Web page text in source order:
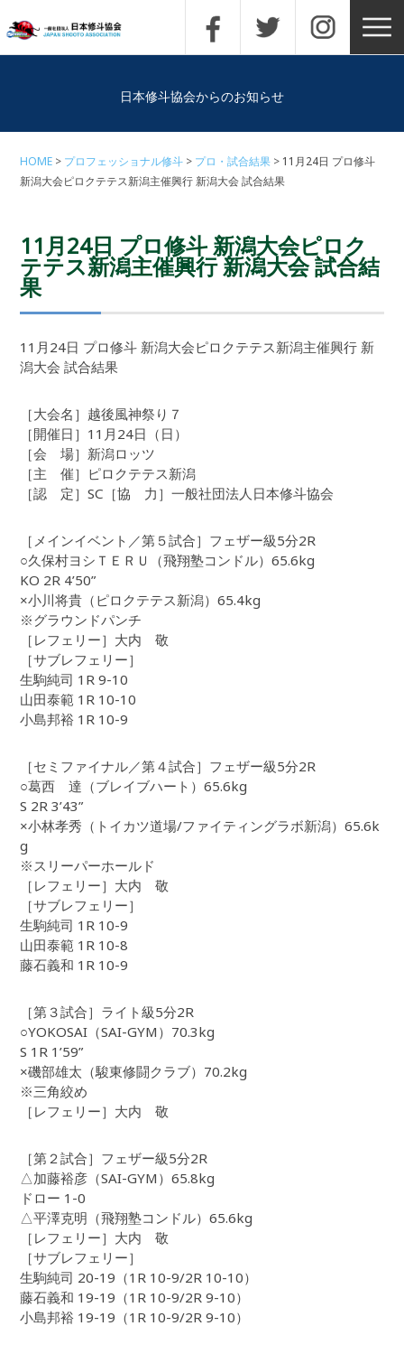
日本修斗協会からのお知らせ
HOME プロフェッショナル修斗 プロ・試合結果
11月24日 プロ修斗
新潟大会ピロクテテス新潟主催興行 新潟大会 試合結果
11月24日 プロ修斗 新潟大会ピロク
テテス新潟主催興行 新潟大会 試合結
果
11月24日 プロ修斗 新潟大会ピロクテテス新潟主催興行 新
潟大会 試合結果
［大会名］越後風神祭り７
［開催日］11月24日（日）
［会 場］新潟ロッツ
［主 催］ピロクテテス新潟
［認 定］SC［協 力］一般社団法人日本修斗協会
［メインイベント／第５試合］フェザー級5分2R
○久保村ヨシＴＥＲＵ（飛翔塾コンドル）65.6kg
KO 2R 4’50”
×小川将貴（ピロクテテス新潟）65.4kg
※グラウンドパンチ
［レフェリー］大内 敬
［サブレフェリー］
生駒純司 1R 9-10
山田泰範 1R 10-10
小島邦裕 1R 10-9
［セミファイナル／第４試合］フェザー級5分2R
○葛西 達（ブレイブハート）65.6kg
S 2R 3’43”
×小林孝秀（トイカツ道場/ファイティングラボ新潟）65.6k
g
※スリーパーホールド
［レフェリー］大内 敬
［サブレフェリー］
生駒純司 1R 10-9
山田泰範 1R 10-8
藤石義和 1R 10-9
［第３試合］ライト級5分2R
○YOKOSAI（SAI-GYM）70.3kg
S 1R 1’59”
×磯部雄太（駿東修闘クラブ）70.2kg
※三角絞め
［レフェリー］大内 敬
［第２試合］フェザー級5分2R
△加藤裕彦（SAI-GYM）65.8kg
ドロー 1-0
△平澤克明（飛翔塾コンドル）65.6kg
［レフェリー］大内 敬
［サブレフェリー］
生駒純司 20-19（1R 10-9/2R 10-10）
藤石義和 19-19（1R 10-9/2R 9-10）
小島邦裕 19-19（1R 10-9/2R 9-10）